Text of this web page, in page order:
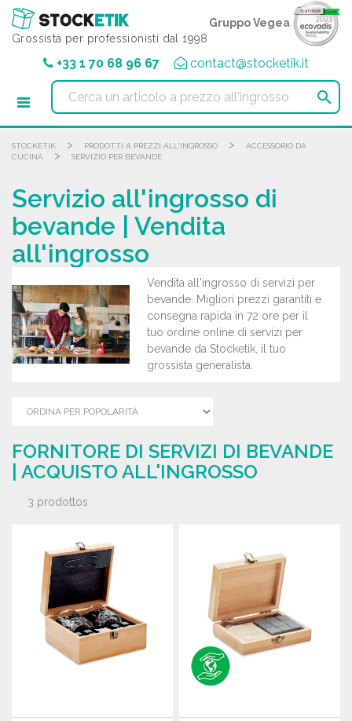
Grossista per professionisti dal 1998
Gruppo Vegea
+33 1 70 68 96 67 contact@stocketik.it

STOCKETIK > PRODOTTI A PREZZI ALL'INGROSSO >
ACCESSORIO DA
CUCINA
> SERVIZIO PER BEVANDE
Servizio all'ingrosso di
bevande | Vendita
all'ingrosso
Vendita all'ingrosso di servizi per
bevande. Migliori prezzi garantiti e
consegna rapida in 72 ore per il
tuo ordine online di servizi per
bevande da Stocketik, il tuo
grossista generalista.
FORNITORE DI SERVIZI DI BEVANDE
| ACQUISTO ALL'INGROSSO
3 prodottos
Pannello di gestione dei cookies